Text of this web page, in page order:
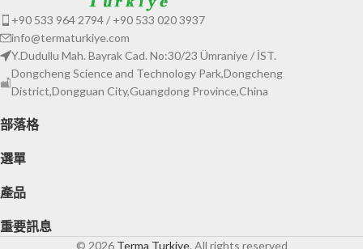
+90 533 964 2794 / +90 533 020 3937
info@termaturkiye.com
Y.Dudullu Mah. Bayrak Cad. No:30/23 Ümraniye / İST.
Dongcheng Science and Technology Park,Dongcheng
District,Dongguan City,Guangdong Province,China
部落格
選單
產品
重要訊息
© 2026 Terma Turkiye. All rights reserved